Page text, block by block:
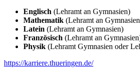
Englisch (Lehramt an Gymnasien)
Mathematik (Lehramt an
Latein (Lehramt an Gymnasien)
Französisch (Lehramt an
Physik (Lehramt Gymnasien oder
https://karriere.thueringen.de/